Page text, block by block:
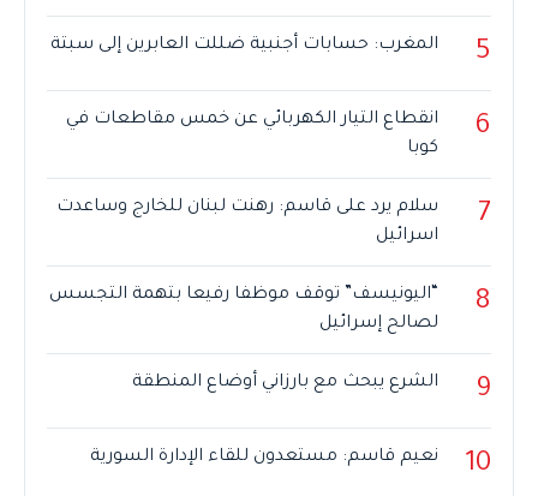
5 المغرب: حسابات أجنبية ضللت العابرين إلى سبتة
6
انقطاع التيار الكهربائي عن خمس مقاطعات في
كوبا
7
سلام يرد على قاسم: رهنت لبنان للخارج وساعدت
اسرائيل
8
“اليونيسف” توقف موظفا رفيعا بتهمة التجسس
لصالح إسرائيل
9 الشرع يبحث مع بارزاني أوضاع المنطقة
10 نعيم قاسم: مستعدون للقاء الإدارة السورية